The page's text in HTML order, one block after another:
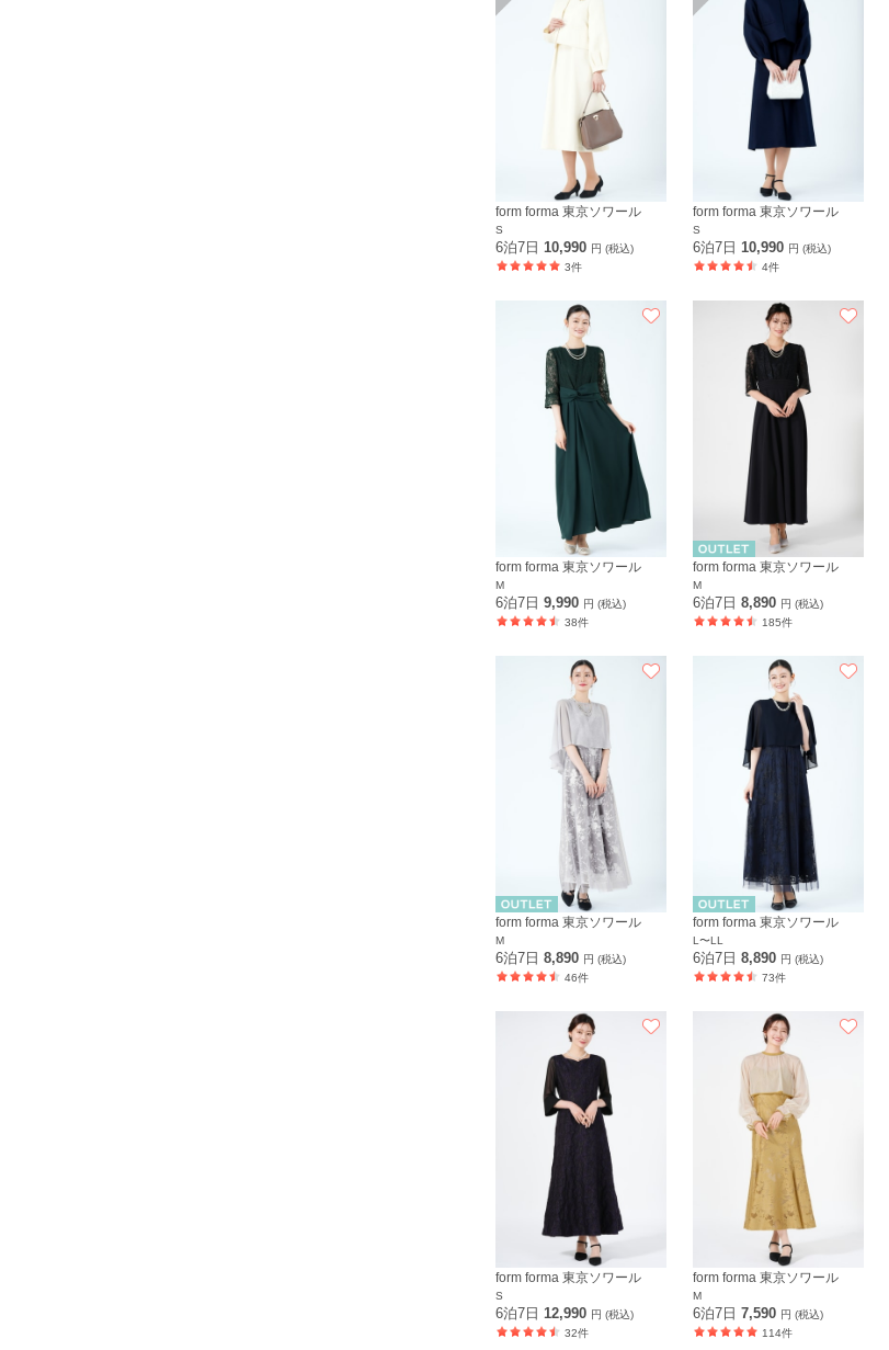
form forma 東京ソワール
S
6泊7日 10,990 円 (税込)
3件
form forma 東京ソワール
S
6泊7日 10,990 円 (税込)
4件
form forma 東京ソワール
M
6泊7日 9,990 円 (税込)
38件
form forma 東京ソワール
M
6泊7日 8,890 円 (税込)
185件
form forma 東京ソワール
M
6泊7日 8,890 円 (税込)
46件
form forma 東京ソワール
L〜LL
6泊7日 8,890 円 (税込)
73件
form forma 東京ソワール
S
6泊7日 12,990 円 (税込)
32件
form forma 東京ソワール
M
6泊7日 7,590 円 (税込)
114件